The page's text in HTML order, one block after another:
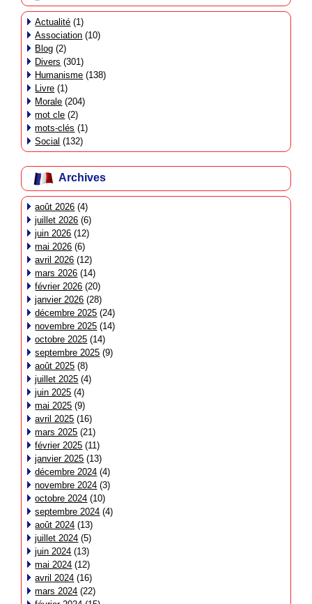
Actualité (1)
Association (10)
Blog (2)
Divers (301)
Humanisme (138)
Livre (1)
Morale (204)
mot cle (2)
mots-clés (1)
Social (132)
Archives
août 2026 (4)
juillet 2026 (6)
juin 2026 (12)
mai 2026 (6)
avril 2026 (12)
mars 2026 (14)
février 2026 (20)
janvier 2026 (28)
décembre 2025 (24)
novembre 2025 (14)
octobre 2025 (14)
septembre 2025 (9)
août 2025 (8)
juillet 2025 (4)
juin 2025 (4)
mai 2025 (9)
avril 2025 (16)
mars 2025 (21)
février 2025 (11)
janvier 2025 (13)
décembre 2024 (4)
novembre 2024 (3)
octobre 2024 (10)
septembre 2024 (4)
août 2024 (13)
juillet 2024 (5)
juin 2024 (13)
mai 2024 (12)
avril 2024 (16)
mars 2024 (22)